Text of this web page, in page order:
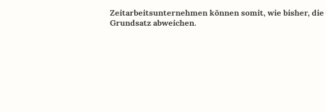
Zeitarbeitsunternehmen können somit, wie bisher,
Grundsatz abweichen.